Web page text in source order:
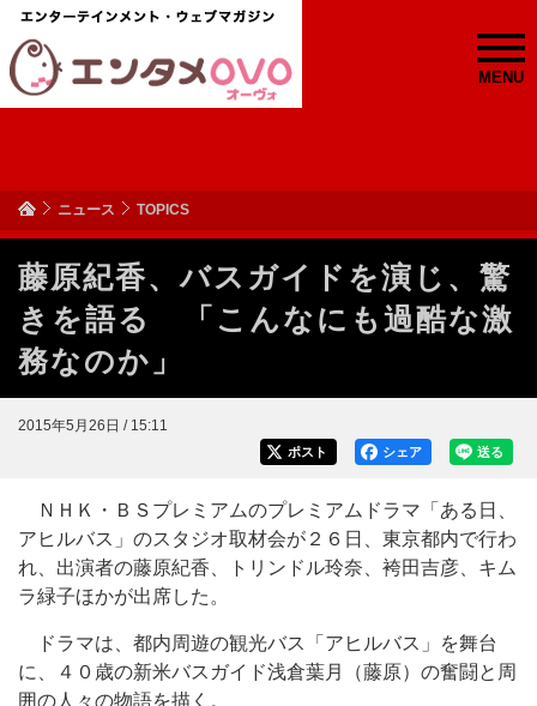
MENU
ニュース TOPICS
藤原紀香、バスガイドを演じ、驚
きを語る 「こんなにも過酷な激
務なのか」
2015年5月26日 / 15:11
送る
シェア
ポスト
ＮＨＫ・ＢＳプレミアムのプレミアムドラマ「ある日、
アヒルバス」のスタジオ取材会が２６日、東京都内で行わ
れ、出演者の藤原紀香、トリンドル玲奈、袴田吉彦、キム
ラ緑子ほかが出席した。
ドラマは、都内周遊の観光バス「アヒルバス」を舞台
に、４０歳の新米バスガイド浅倉葉月（藤原）の奮闘と周
囲の人々の物語を描く。